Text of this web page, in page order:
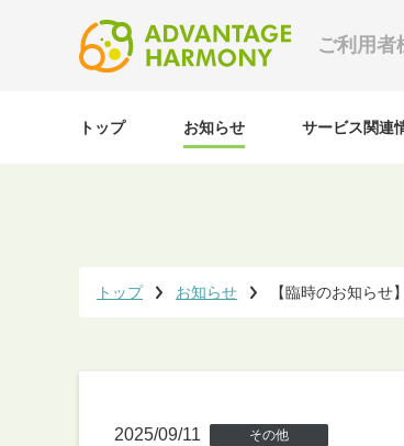
ご利用者
トップ お知らせ サービス関連
トップ お知らせ 【臨時のお知ら
2025/09/11 その他